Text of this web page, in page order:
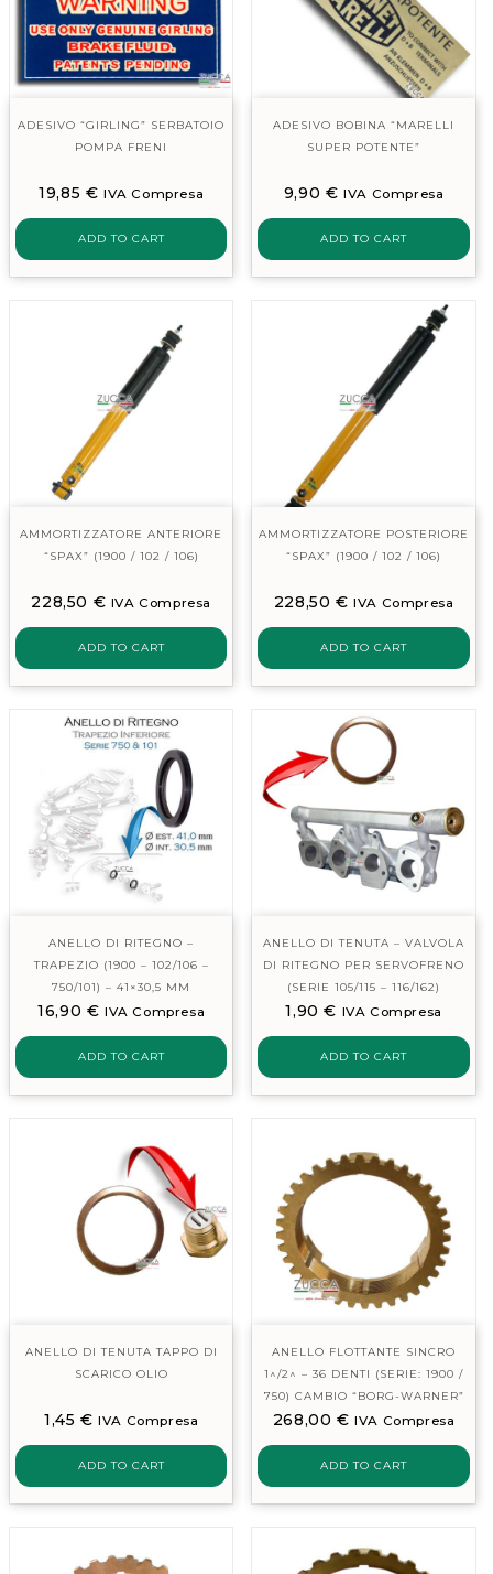
ADESIVO “GIRLING” SERBATOIO
POMPA FRENI
19,85 € IVA Compresa
ADD TO CART
ADESIVO BOBINA “MARELLI
SUPER POTENTE”
9,90 € IVA Compresa
ADD TO CART
AMMORTIZZATORE ANTERIORE
“SPAX” (1900 / 102 / 106)
228,50 € IVA Compresa
ADD TO CART
AMMORTIZZATORE POSTERIORE
“SPAX” (1900 / 102 / 106)
228,50 € IVA Compresa
ADD TO CART
ANELLO DI RITEGNO –
TRAPEZIO (1900 – 102/106 –
750/101) – 41×30,5 MM
16,90 € IVA Compresa
ADD TO CART
ANELLO DI TENUTA – VALVOLA
DI RITEGNO PER SERVOFRENO
(SERIE 105/115 – 116/162)
1,90€ IVA Compresa
ADD TO CART
ANELLO DI TENUTA TAPPO DI
SCARICO OLIO
1,45 € IVA Compresa
ADD TO CART
ANELLO FLOTTANTE SINCRO
1^/2^ – 36 DENTI (SERIE: 1900 /
750) CAMBIO “BORG-WARNER”
268,00 € IVA Compresa
ADD TO CART